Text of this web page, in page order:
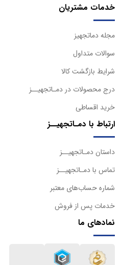
خدمات مشتریان
مجله دماتجهیز
سوالات متداول
شرایط بازگشت کالا
درج محصولات در دمـاتجهیــز
خرید اقساطی
ارتباط با دمـاتجهیــز
داستان دمـاتجهیــز
تماس با دمـاتجهیــز
شماره حساب‌های معتبر
خدمات پس از فروش
نمادهای ما